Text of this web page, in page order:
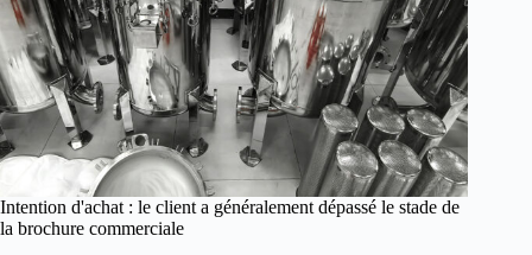
Intention d'achat : le client a généralement dépassé le stade de
la brochure commerciale